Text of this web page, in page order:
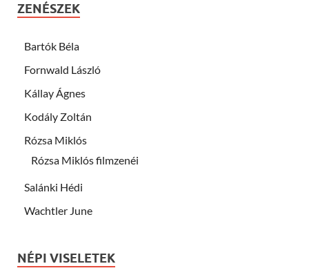
ZENÉSZEK
Bartók Béla
Fornwald László
Kállay Ágnes
Kodály Zoltán
Rózsa Miklós
Rózsa Miklós filmzenéi
Salánki Hédi
Wachtler June
NÉPI VISELETEK